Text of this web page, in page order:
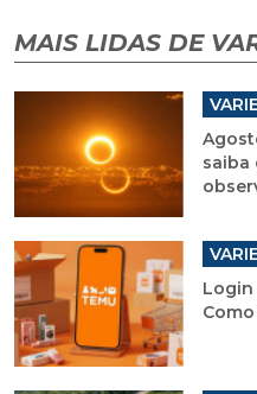
MAIS LIDAS DE
saiba
Login